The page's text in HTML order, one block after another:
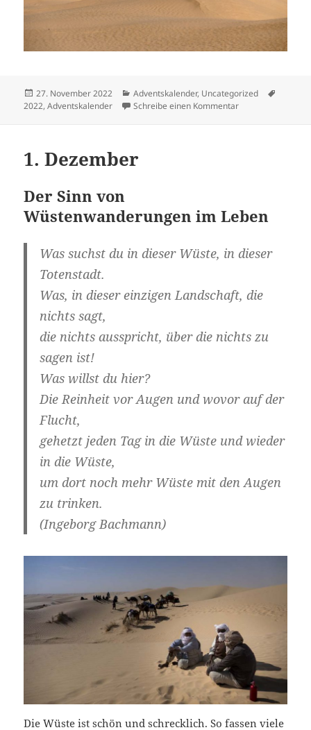
Veröffentlicht
am
27. November 2022 Kategorien
Adventskalender, Uncategorized
2022,Adventskalender Schreibe einen Kommentarzu Achtsamkeit
1. Dezember
Der Sinn von
Wüstenwanderungen im Leben
Was suchst du in dieser Wüste, in dieser
Totenstadt.
Was, in dieser einzigen Landschaft, die
nichts sagt,
die nichts ausspricht, über die nichts zu
sagen ist!
Was willst du hier?
Die Reinheit vor Augen und wovor auf der
Flucht,
gehetzt jeden Tag in die Wüste und wieder
in die Wüste,
um dort noch mehr Wüste mit den Augen
zu trinken.
(Ingeborg Bachmann)
Die Wüste ist schön und schrecklich. So fassen viele